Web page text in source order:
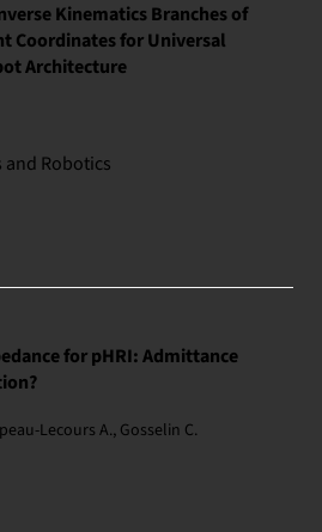
Kinematics Branches of
Coordinates for Universal
Architecture
Robotics
for pHRI: Admittance
Lecours A., Gosselin C.